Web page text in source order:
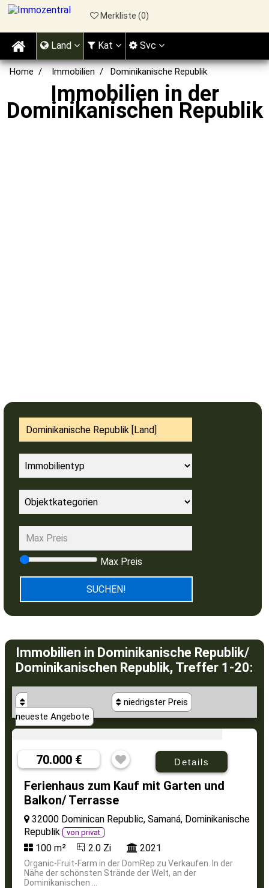
Home Immobilien Dominikanische Republik
Immobilien in der
Dominikanischen Republik
Max Preis
Merkliste (0)
Land Kat Svc
Immobilien in Dominikanische Republik/
Dominikanischen Republik, Treffer 1-20:
neueste Angebote
niedrigster Preis
70.000 € Details
Ferienhaus zum Kauf mit Garten und
Balkon/ Terrasse
32000 Dominican Republic, Samaná, Dominikanische
Republik
von privat
100 m² 2.0 Zi 2021
Organic-Fruit-Farm in der DomRep zu Verkaufen. In der
Nähe der schönsten Strände der Welt, an der
Dominikanischen ...